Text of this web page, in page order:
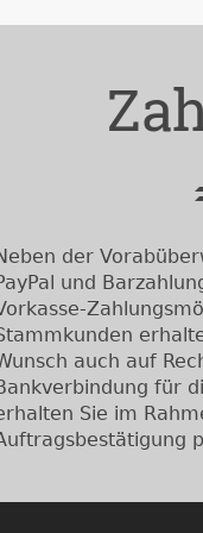
der
und
auch auf
für
Sie im